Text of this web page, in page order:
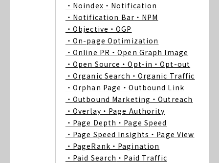
・Noindex ・Notification
・Notification Bar ・NPM
・Objective ・OGP
・On-page Optimization
・Online PR ・Open Graph Image
・Open Source ・Opt-in ・Opt-out
・Organic Search ・Organic Traffic
・Orphan Page ・Outbound Link
・Outbound Marketing ・Outreach
・Overlay ・Page Authority
・Page Depth ・Page Speed
・Page Speed Insights ・Page View
・PageRank ・Pagination
・Paid Search ・Paid Traffic